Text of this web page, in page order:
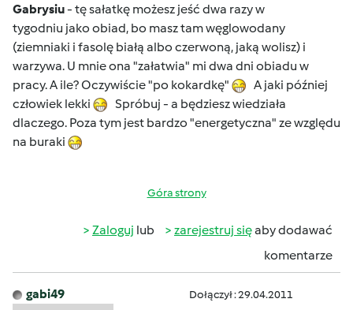
Gabrysiu- tę sałatkę możesz jeść dwa razy w
tygodniu jako obiad, bo masz tam węglowodany
(ziemniaki i fasolę białą albo czerwoną, jaką wolisz) i
warzywa. U mnie ona "załatwia" mi dwa dni obiadu w
pracy. A ile? Oczywiście "po kokardkę"
A jaki później
człowiek lekki
Spróbuj - a będziesz wiedziała
dlaczego. Poza tym jest bardzo "energetyczna" ze względu
na buraki
Góra strony
Zaloguj lub zarejestruj sięaby dodawać
komentarze
gabi49 Dołączył : 29.04.2011